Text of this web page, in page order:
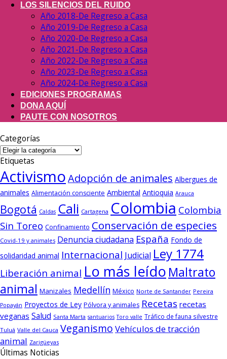
LOS SILENCIOS DEL RUIDO
Año 2018-De Regreso a Casa
Año 2019-De Regreso a Casa
Año 2020-De Regreso a Casa
Año 2021-De Regreso a Casa
Año 2022-De Regreso a Casa
Año 2023-De Regreso a Casa
Año 2024-De Regreso a Casa
EDICIONES PROGRAMAS
DONA AQUÍ
PAUTE CON NOSOTROS
Categorías
Categorías
Etiquetas
ActivismoAdopción de animales Albergues de
animales Alimentación consciente Ambiental Antioquia Arauca
Bogotá Caldas Cali Cartagena Colombia Colombia
Sin Toreo Confinamiento Conservación de especies
Covid-19 y animales Denuncia ciudadana España Fondo de
solidaridad animal Internacional Judicial Ley 1774
Liberación animal Lo más leído Maltrato
animal Manizales Medellín México Norte de Santander Pereira
Popayán Proyectos de Ley Pólvora y animales Recetas recetas
veganas Salud Santa Marta santuarios Toro valle Tráfico de fauna silvestre
Tuluá Valle del Cauca Veganismo Vehículos de tracción
animal Zarigüeyas
Últimas Noticias